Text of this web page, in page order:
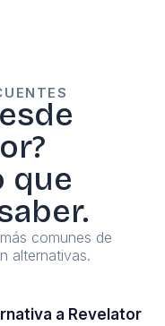
que
comunes de
alternativas.
a Revelator